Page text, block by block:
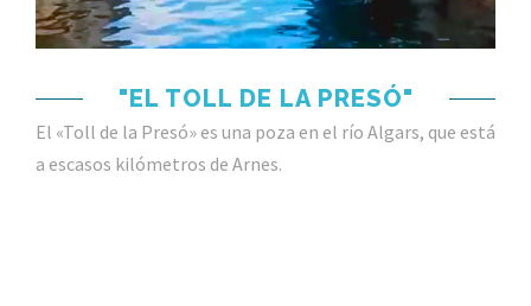
"EL TOLL DE LA PRESÓ"
El «Toll de la Presó» es una poza en el río Algars, que está
a escasos kilómetros de Arnes.